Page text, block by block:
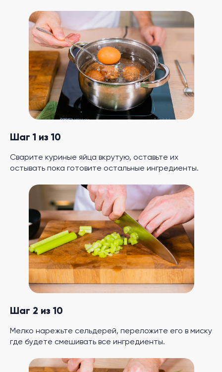
Шаг 1 из 10
Сварите куриные яйца вкрутую, оставьте их
остывать пока готовите остальные ингредиенты.
Шаг 2 из 10
Мелко нарежьте сельдерей, переложите его в миску
где будете смешивать все ингредиенты.